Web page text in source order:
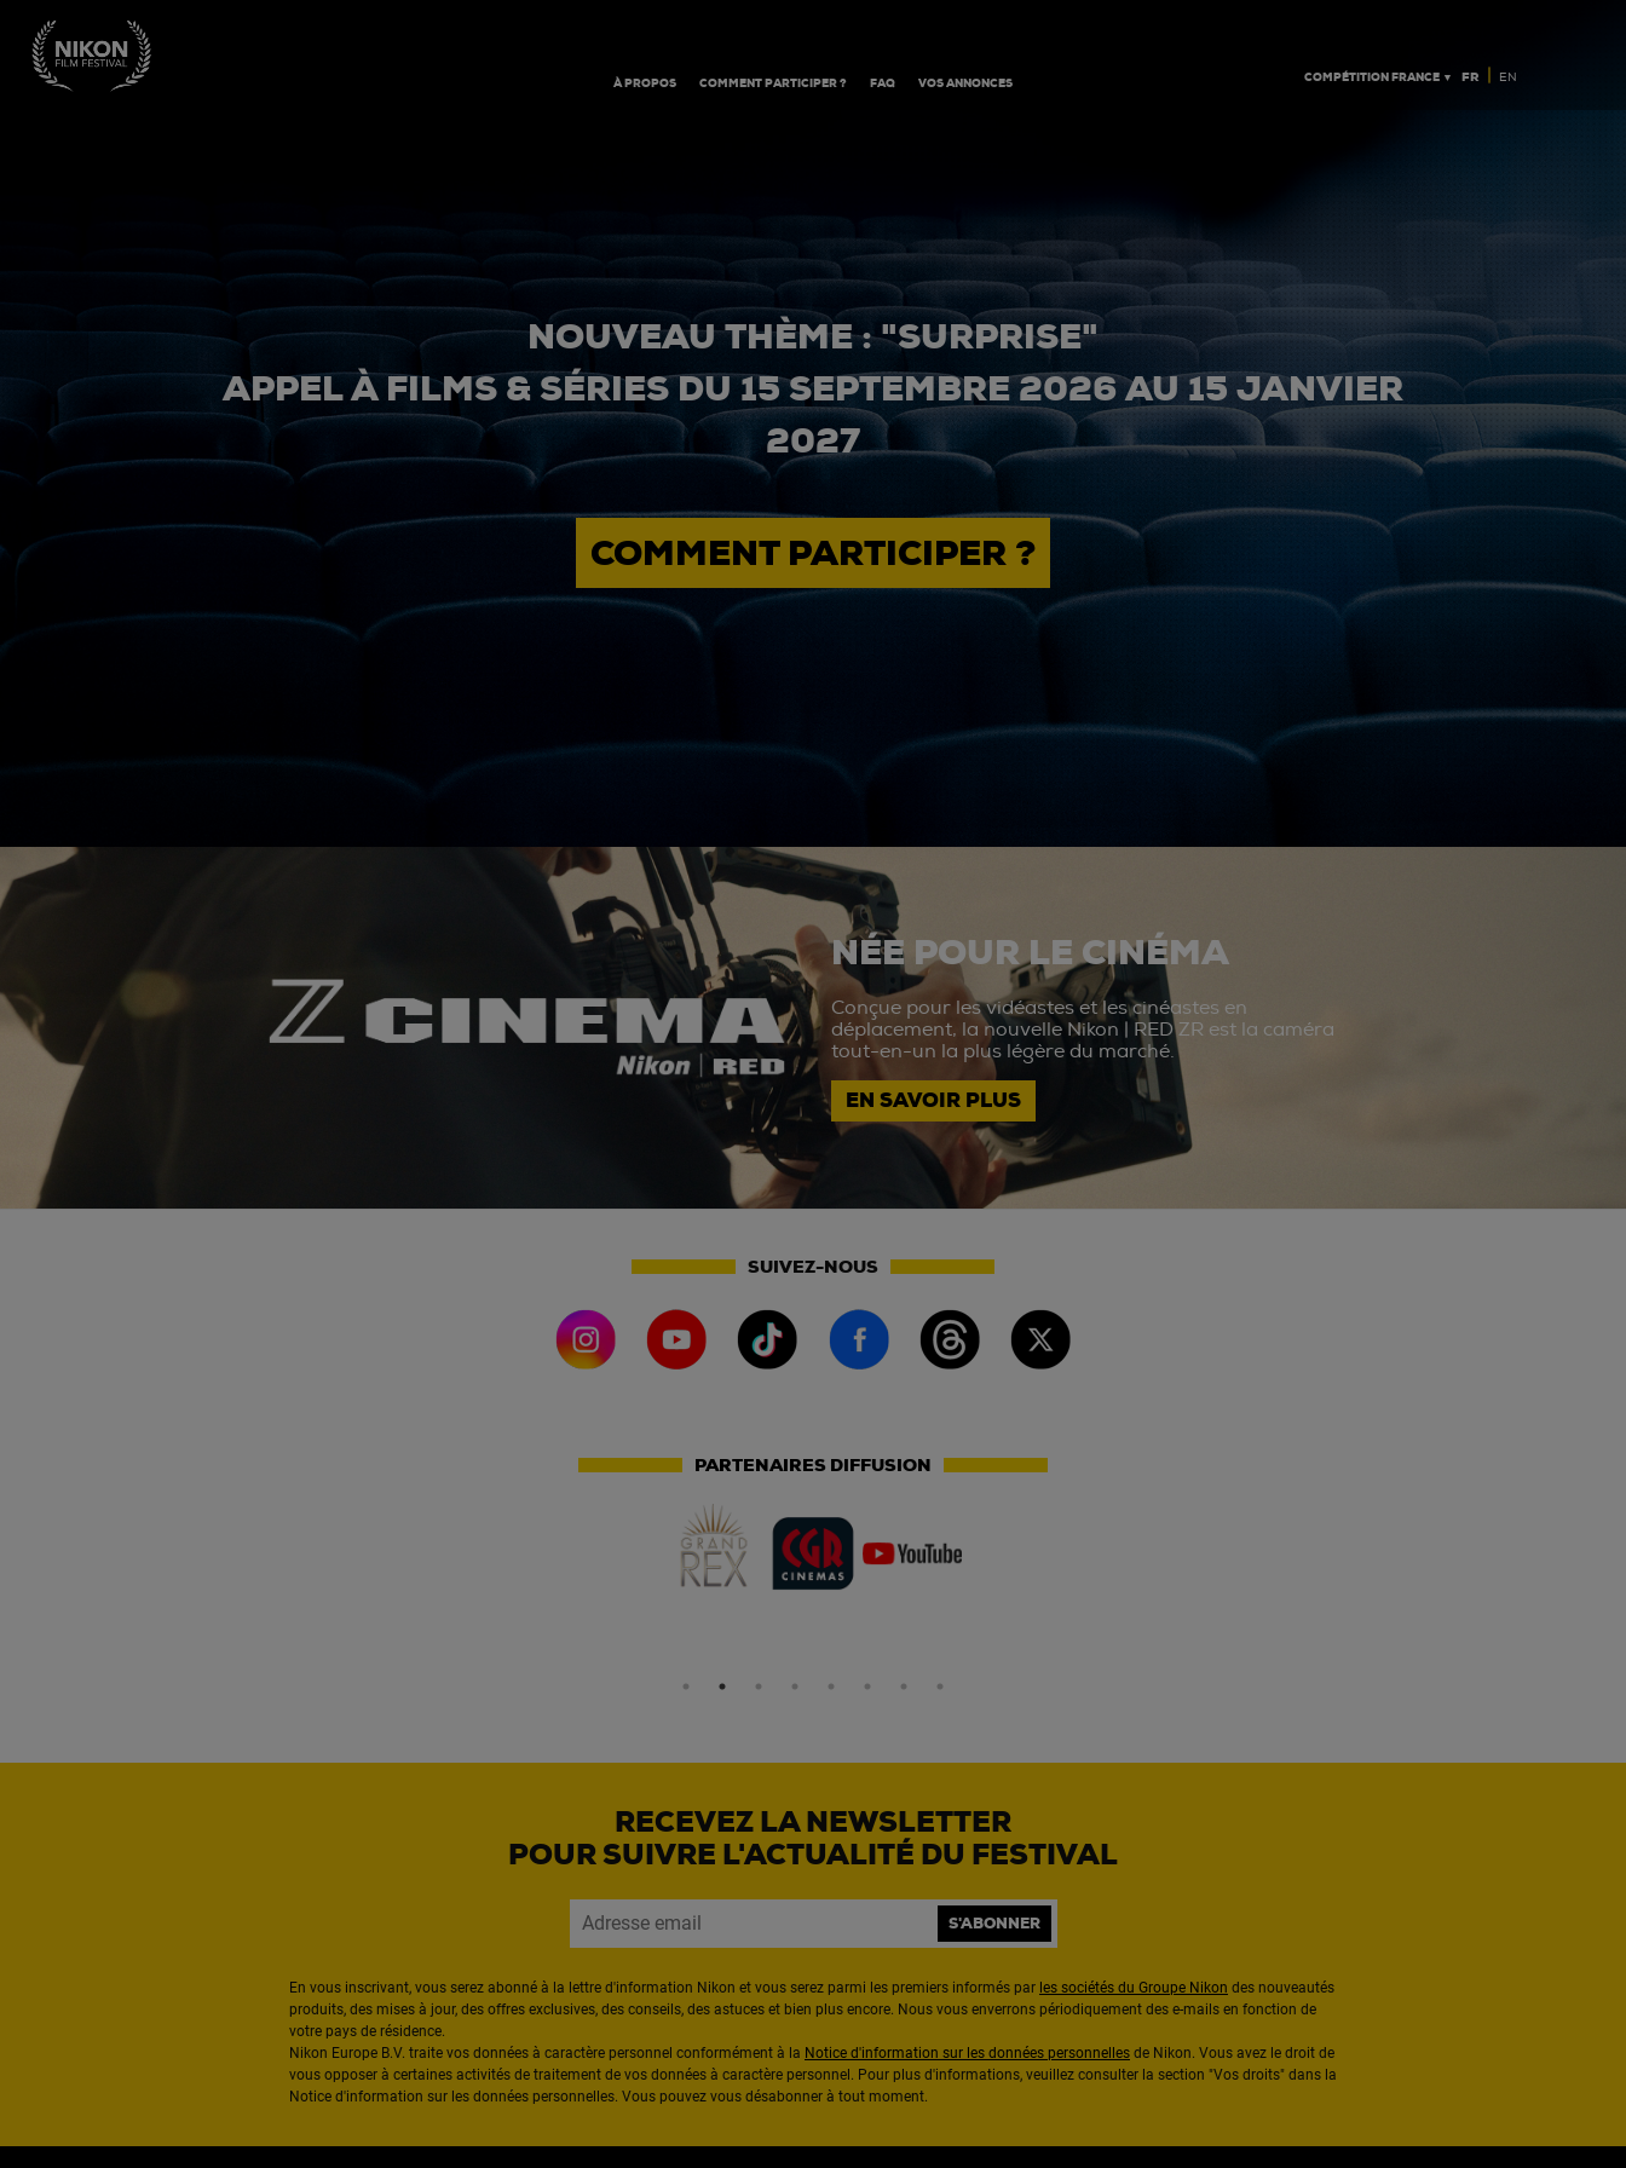
À PROPOS COMMENT PARTICIPER ? FAQ VOS ANNONCES COMPÉTITION FRANCE ▼ FR | EN
NOUVEAU THÈME : "SURPRISE"
APPEL À FILMS & SÉRIES DU 15 SEPTEMBRE 2026 AU 15 JANVIER
2027
COMMENT PARTICIPER ?
NÉE POUR LE CINÉMA
Conçue pour les vidéastes et les cinéastes en
déplacement, la nouvelle Nikon | RED ZR est la caméra
tout-en-un la plus légère du marché.
EN SAVOIR PLUS
SUIVEZ-NOUS
PARTENAIRES DIFFUSION
RECEVEZ LA NEWSLETTER
POUR SUIVRE L'ACTUALITÉ DU FESTIVAL
S'ABONNER
En vous inscrivant, vous serez abonné à la lettre d'information Nikon et vous serez parmi les premiers informés par les sociétés du Groupe Nikon des nouveautés
produits, des mises à jour, des offres exclusives, des conseils, des astuces et bien plus encore. Nous vous enverrons périodiquement des e-mails en fonction de
votre pays de résidence.
Nikon Europe B.V. traite vos données à caractère personnel conformément à la Notice d'information sur les données personnelles de Nikon. Vous avez le droit de
vous opposer à certaines activités de traitement de vos données à caractère personnel. Pour plus d'informations, veuillez consulter la section "Vos droits" dans la
Notice d'information sur les données personnelles. Vous pouvez vous désabonner à tout moment.